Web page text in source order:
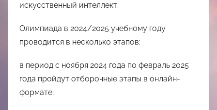
искусственный интеллект.
Олимпиада в 2024/2025 учебному году
проводится в несколько этапов:
в период с ноября 2024 года по февраль 2025
года пройдут отборочные этапы в онлайн-
формате;